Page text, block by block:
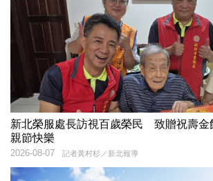
新北榮服處長訪視百歲榮民 致贈祝壽金
親節快樂
記者黃村杉／新北報導
2026-08-07